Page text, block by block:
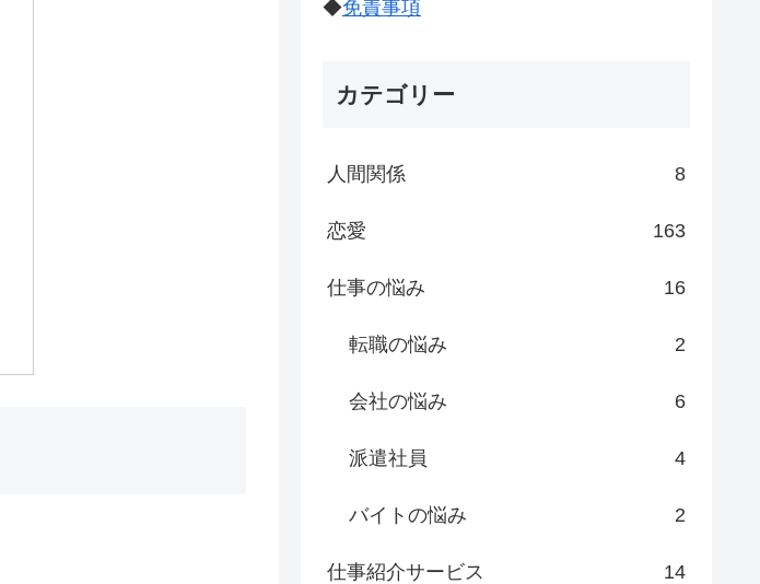
◆免責事項
カテゴリー
人間関係 8
恋愛 163
仕事の悩み 16
転職の悩み 2
会社の悩み 6
派遣社員 4
バイトの悩み 2
仕事紹介サービス 14